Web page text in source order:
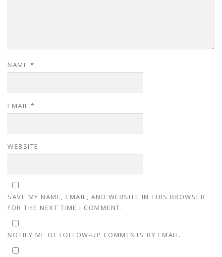
NAME *
EMAIL *
WEBSITE
SAVE MY NAME, EMAIL, AND WEBSITE IN THIS BROWSER
FOR THE NEXT TIME I COMMENT.
NOTIFY ME OF FOLLOW-UP COMMENTS BY EMAIL.